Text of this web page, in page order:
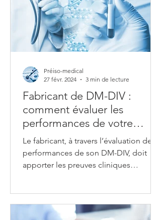
Fabricant de DM-DIV :
comment évaluer les
performances de votre
dispositif selon l'IVDR 2017-
746 ?
Le fabricant, à travers l’évaluation des
performances de son DM-DIV, doit
apporter les preuves cliniques
performances. Ces preuves cliniques
Préiso-medical
27 févr. 2024
3 min de lecture